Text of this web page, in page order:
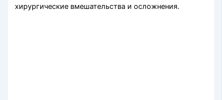
хирургические вмешательства и осложнения.